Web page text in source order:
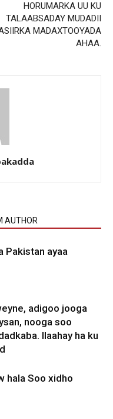
HORUMARKA UU KU
TALAABSADAY MUDADII
MADAXTOOYADA
AHAA.
AUTHOR
Pakistan ayaa
adigoo jooga
nooga soo
Ilaahay ha ku
hala Soo xidho